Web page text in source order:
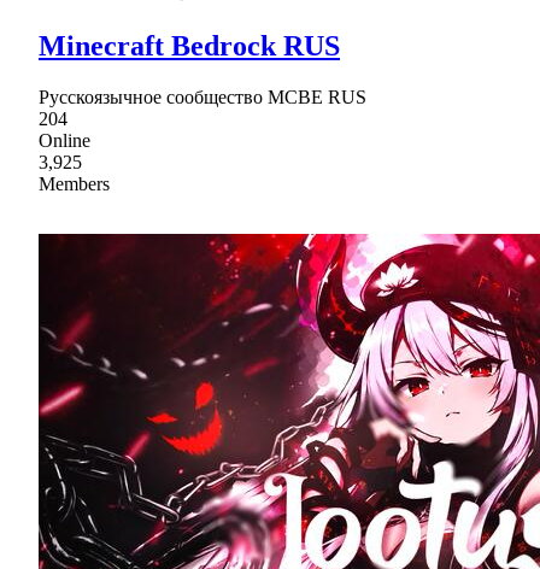
Minecraft Bedrock RUS
Русскоязычное сообщество MCBE RUS
204
Online
3,925
Members